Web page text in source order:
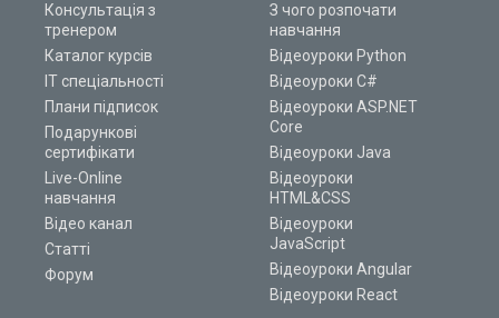
Консультація з
тренером
Каталог курсів
ІТ спеціальності
Плани підписок
Подарункові
сертифікати
Live-Online
навчання
Відео канал
Статті
Форум
З чого розпочати
навчання
Відеоуроки Python
Відеоуроки C#
Відеоуроки ASP.NET
Core
Відеоуроки Java
Відеоуроки
HTML&CSS
Відеоуроки
JavaScript
Відеоуроки Angular
Відеоуроки React